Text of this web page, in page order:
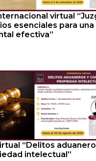
virtual
esenciales para una
efectiva”
“Delitos
intelectual”